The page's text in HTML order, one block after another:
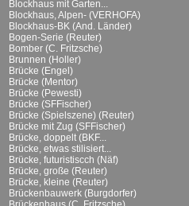
Blockhaus mit Garten...
Blockhaus, Alpen- (VERHOFA)
Blockhaus-BK (And. Länder)
Bogen-Serie (Reuter)
Bomber (C. Fritzsche)
Brunnen (Holler)
Brücke (Engel)
Brücke (Mentor)
Brücke (Pewesti)
Brücke (SFFischer)
Brücke (Spielszene) (Reuter)
Brücke mit Zug (SFFischer)
Brücke, doppelt (BKF...
Brücke, etwas stilisiert...
Brücke, futuristiscch (Näf)
Brücke, große (Reuter)
Brücke, kleine (Reuter)
Brückenbauwerk (Burgdorfer)